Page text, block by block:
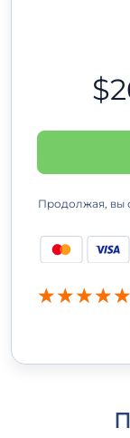
Продолжая, вы